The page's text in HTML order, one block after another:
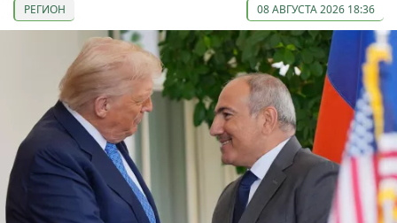
РЕГИОН 08 АВГУСТА 2026 18:36